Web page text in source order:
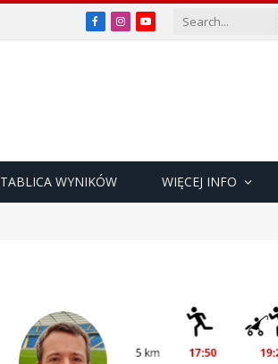
Facebook
InstagramYouTube
TABLICA WYNIKÓW WIĘCEJ INFO